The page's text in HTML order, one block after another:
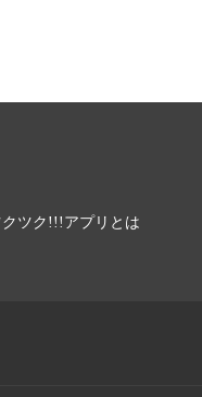
クツク!!!アプリとは